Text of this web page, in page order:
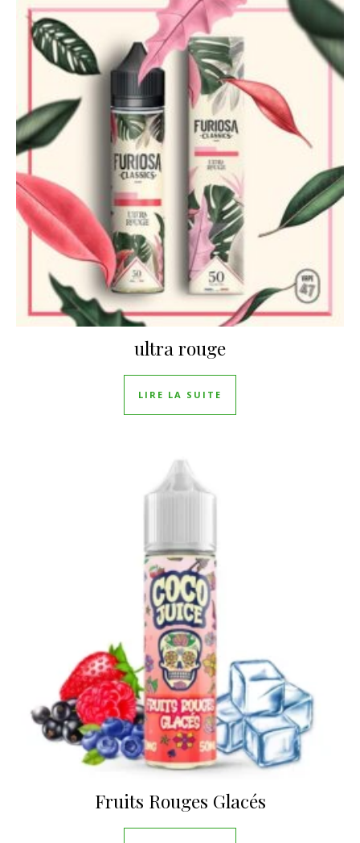
ultra rouge
LIRE LA SUITE
Fruits Rouges Glacés